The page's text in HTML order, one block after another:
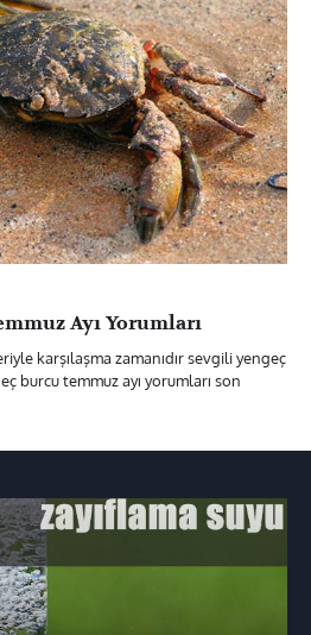
Ayı Yorumları
karşılaşma zamanıdır sevgili yengeç
burcu temmuz ayı yorumları son